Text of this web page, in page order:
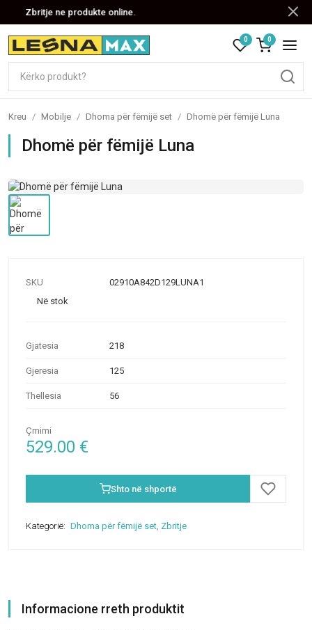
Zbritje ne produkte online.
0 0
Kreu / Mobilje / Dhoma për fëmijë set / Dhomë për fëmijë Luna
Dhomë për fëmijë Luna
SKU
02910A842D129LUNA1
Në stok
Gjatesia 218
Gjeresia 125
Thellesia 56
Çmimi
529.00 €
Shto në shportë
Kategorië: Dhoma për fëmijë set, Zbritje
Informacione rreth produktit